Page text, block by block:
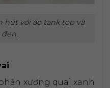
hút với áo tank top và
đen.
xương quai xanh